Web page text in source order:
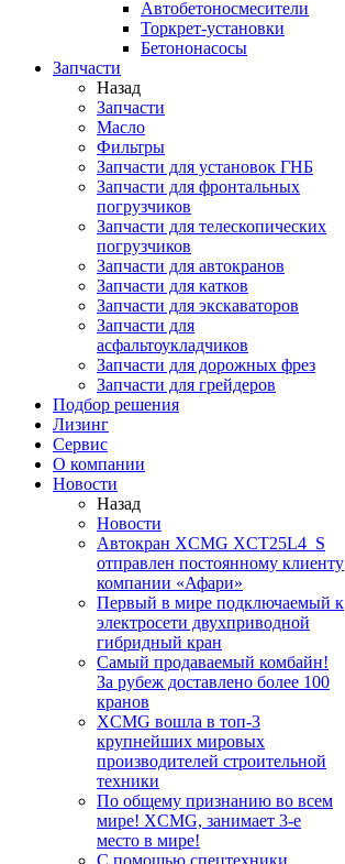
Автобетоносмесители
Торкрет-установки
Бетононасосы
Запчасти
Назад
Запчасти
Масло
Фильтры
Запчасти для установок ГНБ
Запчасти для фронтальных
погрузчиков
Запчасти для телескопических
погрузчиков
Запчасти для автокранов
Запчасти для катков
Запчасти для экскаваторов
Запчасти для
асфальтоукладчиков
Запчасти для дорожных фрез
Запчасти для грейдеров
Подбор решения
Лизинг
Сервис
О компании
Новости
Назад
Новости
Автокран XCMG XCT25L4_S
отправлен постоянному клиенту
компании «Афари»
Первый в мире подключаемый к
электросети двухприводной
гибридный кран
Самый продаваемый комбайн!
За рубеж доставлено более 100
кранов
XCMG вошла в топ-3
крупнейших мировых
производителей строительной
техники
По общему признанию во всем
мире! XCMG, занимает 3-е
место в мире!
С помощью спецтехники